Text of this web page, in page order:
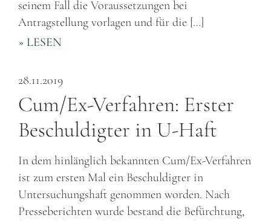
seinem Fall die Voraussetzungen bei
Antragstellung vorlagen und für die […]
» LESEN
28.11.2019
Cum/Ex-Verfahren: Erster
Beschuldigter in U-Haft
In dem hinlänglich bekannten Cum/Ex-Verfahren
ist zum ersten Mal ein Beschuldigter in
Untersuchungshaft genommen worden. Nach
Presseberichten wurde bestand die Befürchtung,